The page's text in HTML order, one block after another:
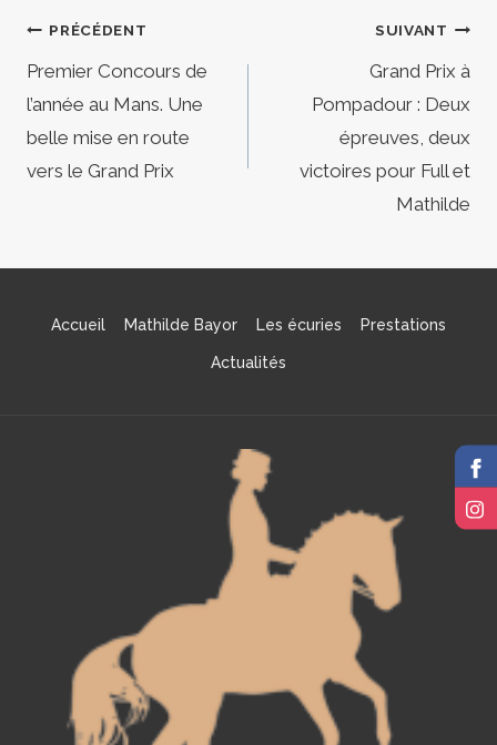
Navigation
de
l’article
PRÉCÉDENT
Premier Concours de
l’année au Mans. Une
belle mise en route
vers le Grand Prix
SUIVANT
Grand Prix à
Pompadour : Deux
épreuves, deux
victoires pour Full et
Mathilde
Accueil Mathilde Bayor Les écuries Prestations
Actualités